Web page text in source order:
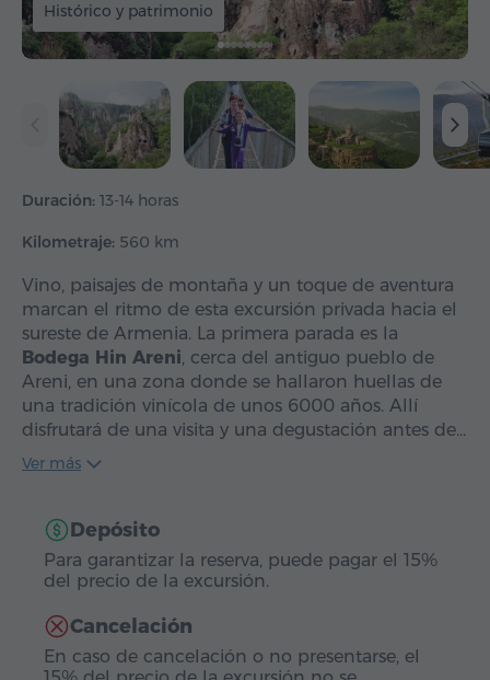
Histórico y patrimonio
Duración: 13-14 horas
Kilometraje: 560 km
Vino, paisajes de montaña y un toque de aventura
marcan el ritmo de esta excursión privada hacia el
sureste de Armenia. La primera parada es la
Bodega Hin Areni, cerca del antiguo pueblo de
Areni, en una zona donde se hallaron huellas de
una tradición vinícola de unos 6000 años. Allí
disfrutará de una visita y una degustación antes de…
Ver más
Depósito
Para garantizar la reserva, puede pagar el 15%
del precio de la excursión.
Cancelación
En caso de cancelación o no presentarse, el